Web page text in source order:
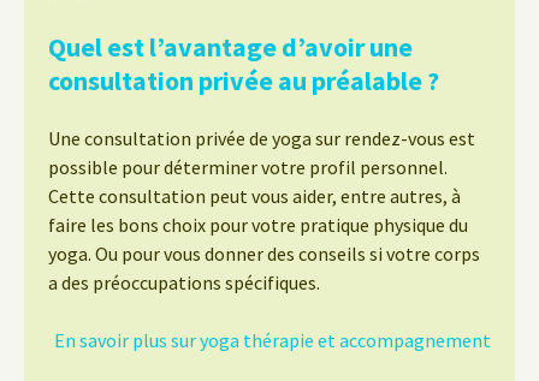
Quel est l’avantage d’avoir une
consultation privée au préalable ?
Une consultation privée de yoga sur rendez-vous est
possible pour déterminer votre profil personnel.
Cette consultation peut vous aider, entre autres, à
faire les bons choix pour votre pratique physique du
yoga. Ou pour vous donner des conseils si votre corps
a des préoccupations spécifiques.
En savoir plus sur yoga thérapie et accompagnement